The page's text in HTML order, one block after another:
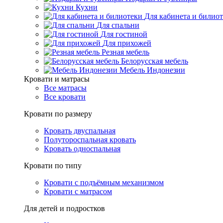
Кухни
Для кабинета и
Для спальни
Для гостиной
Для прихожей
Резная мебель
Белорусская мебель
Мебель Индонезии
Кровати и матрасы
Все матрасы
Все кровати
Кровати по размеру
Кровать двуспальная
Полутороспальная кровать
Кровать односпальная
Кровати по типу
Кровати с подъёмным механизмом
Кровати с матрасом
Для детей и подростков